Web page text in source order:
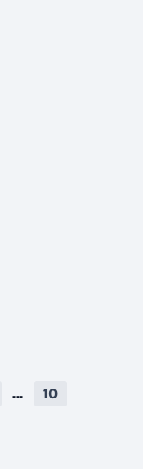
... 10